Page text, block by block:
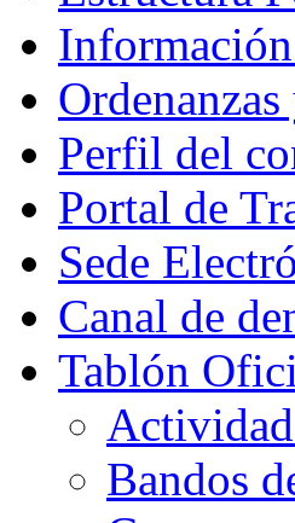
Perfil del
Portal de
Sede
Canal de
Tablón
Bandos